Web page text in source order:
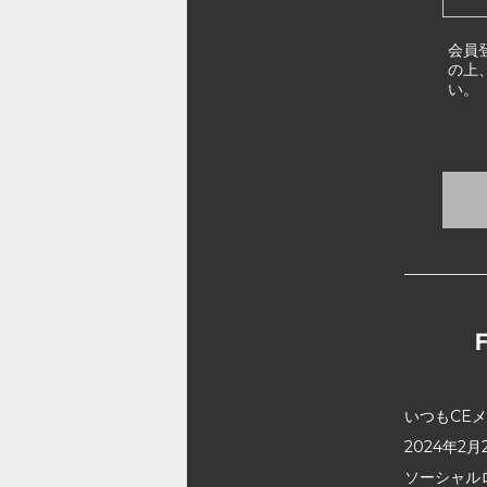
会員
の上
い。
いつもCE
2024年2月
ソーシャ